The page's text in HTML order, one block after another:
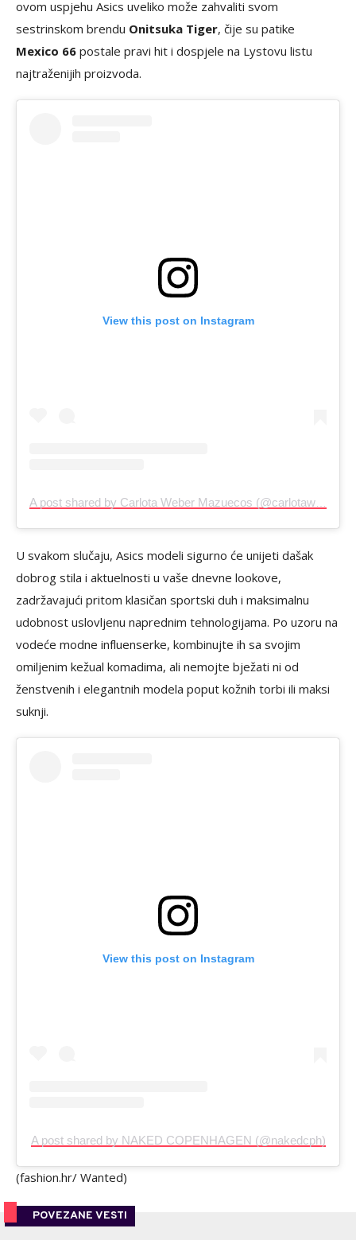
ovom uspjehu Asics uveliko može zahvaliti svom
sestrinskom brendu Onitsuka Tiger, čije su patike
Mexico 66 postale pravi hit i dospjele na Lystovu listu
najtraženijih proizvoda.
View this post on Instagram
A post shared by Carlota Weber Mazuecos (@carlotaweberm)
U svakom slučaju, Asics modeli sigurno će unijeti dašak
dobrog stila i aktuelnosti u vaše dnevne lookove,
zadržavajući pritom klasičan sportski duh i maksimalnu
udobnost uslovljenu naprednim tehnologijama. Po uzoru na
vodeće modne influenserke, kombinujte ih sa svojim
omiljenim kežual komadima, ali nemojte bježati ni od
ženstvenih i elegantnih modela poput kožnih torbi ili maksi
suknji.
View this post on Instagram
A post shared by NAKED COPENHAGEN (@nakedcph)
(fashion.hr/ Wanted)
POVEZANE VESTI